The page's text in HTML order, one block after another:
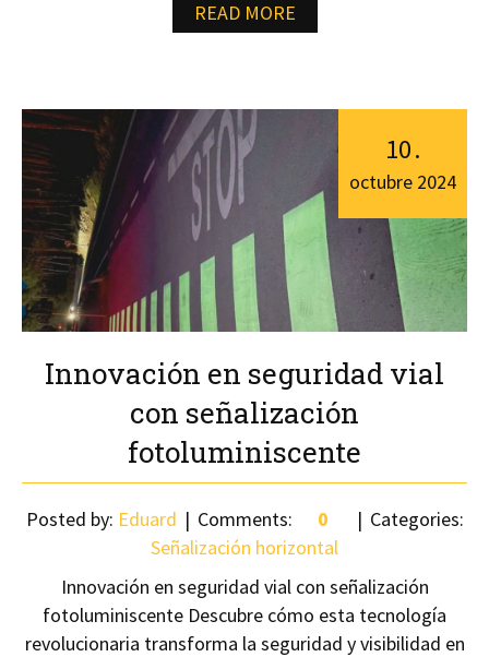
READ MORE
Innovación en seguridad vial
con señalización
fotoluminiscente
10.
octubre 2024
Posted by: Eduard Comments: 0
Categories:
Señalización horizontal
Innovación en seguridad vial con señalización
fotoluminiscente Descubre cómo esta tecnología
revolucionaria transforma la seguridad y visibilidad en